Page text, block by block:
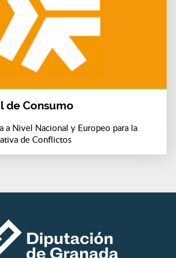
de Consumo
a Nivel Nacional y Europeo para la
de Conflictos